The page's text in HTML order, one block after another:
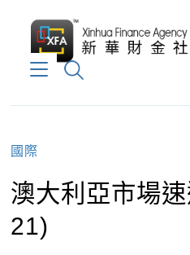
國際
澳大利亞市場
21)